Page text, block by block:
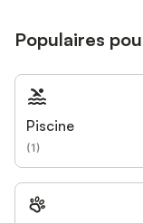
Populaires
Piscine
(1)